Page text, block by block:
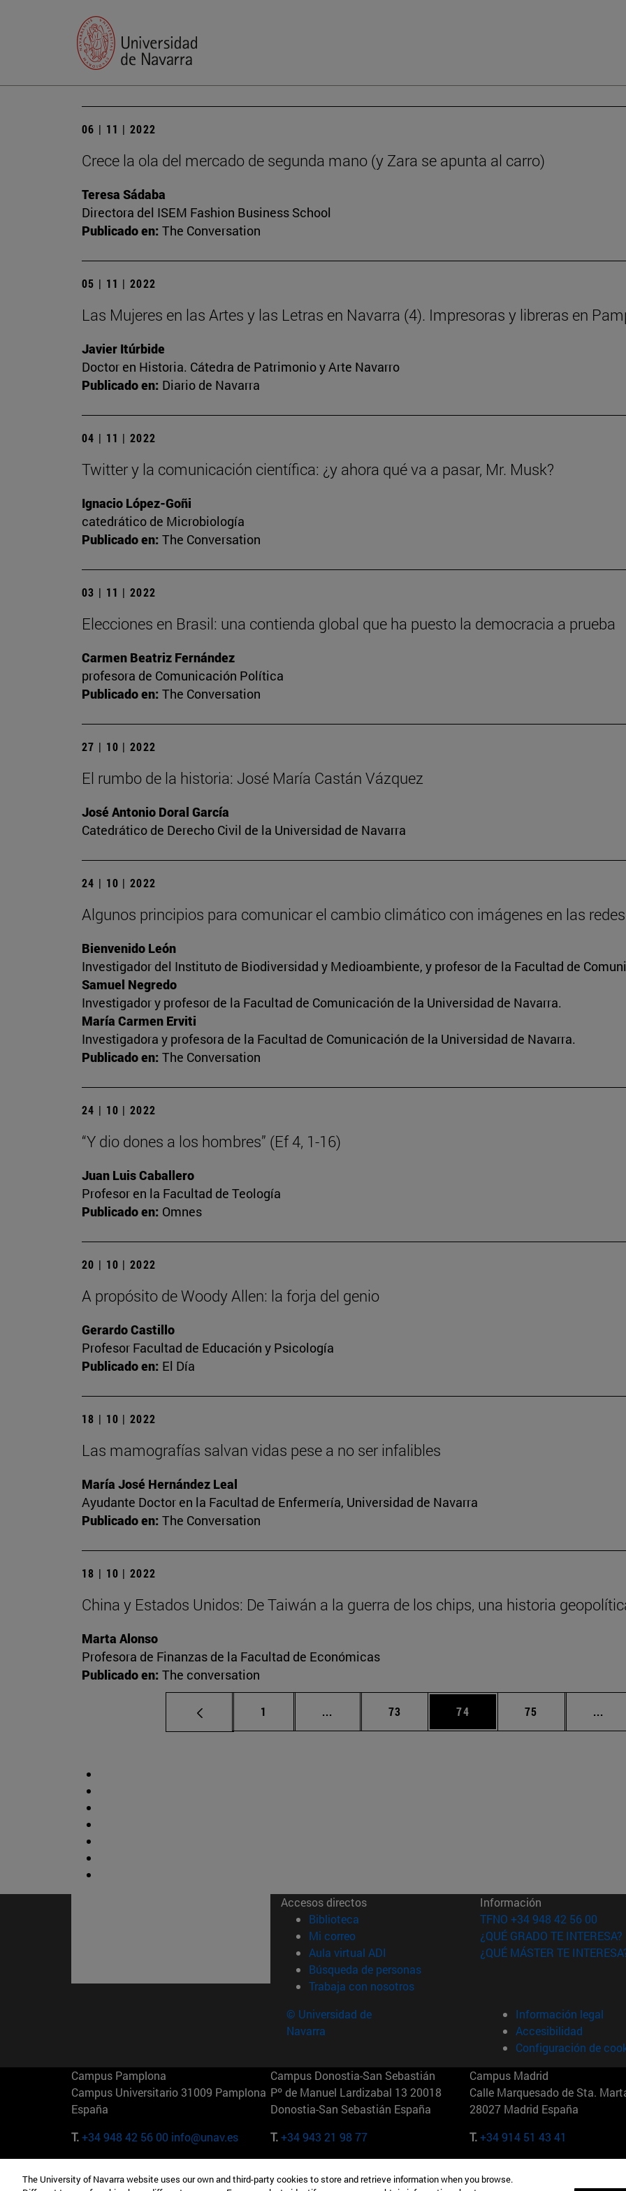
06 | 11 | 2022
Crece la ola del mercado de segunda mano (y Zara se apunta al carro)
Teresa Sádaba
Directora del ISEM Fashion Business School
Publicado en: The Conversation
05 | 11 | 2022
Las Mujeres en las Artes y las Letras en Navarra (4). Impresoras y libreras en
Javier Itúrbide
Doctor en Historia. Cátedra de Patrimonio y Arte Navarro
Publicado en: Diario de Navarra
04 | 11 | 2022
Twitter y la comunicación científica: ¿y ahora qué va a pasar, Mr. Musk?
Ignacio López-Goñi
catedrático de Microbiología
Publicado en: The Conversation
03 | 11 | 2022
Elecciones en Brasil: una contienda global que ha puesto la democracia a prueba
Carmen Beatriz Fernández
profesora de Comunicación Política
Publicado en: The Conversation
27 | 10 | 2022
El rumbo de la historia: José María Castán Vázquez
José Antonio Doral García
Catedrático de Derecho Civil de la Universidad de Navarra
24 | 10 | 2022
Algunos principios para comunicar el cambio climático con imágenes en las
Bienvenido León
Investigador del Instituto de Biodiversidad y Medioambiente, y profesor de la Facultad de
Samuel Negredo
Investigador y profesor de la Facultad de Comunicación de la Universidad de Navarra.
María Carmen Erviti
Investigadora y profesora de la Facultad de Comunicación de la Universidad de Navarra.
Publicado en: The Conversation
24 | 10 | 2022
“Y dio dones a los hombres” (Ef 4, 1-16)
Juan Luis Caballero
Profesor en la Facultad de Teología
Publicado en: Omnes
20 | 10 | 2022
A propósito de Woody Allen: la forja del genio
Gerardo Castillo
Profesor Facultad de Educación y Psicología
Publicado en: El Día
18 | 10 | 2022
Las mamografías salvan vidas pese a no ser infalibles
María José Hernández Leal
Ayudante Doctor en la Facultad de Enfermería, Universidad de Navarra
Publicado en: The Conversation
18 | 10 | 2022
China y Estados Unidos: De Taiwán a la guerra de los chips, una historia
Marta Alonso
Profesora de Finanzas de la Facultad de Económicas
Publicado en: The conversation
Página
1 ... Páginas intermedias Use TAB para desplazarse.
Página
73 Página
74 Página
75 ...
Accesos directos
Biblioteca (abre en nueva ventana)
Mi correo(abre en nueva ventana)
Aula virtual ADI (abre en nueva ventana)
Búsqueda de personas(abre en nueva ventana)
Trabaja con nosotros(abre en nueva ventana)
Información
TFNO +34 948 42 56 00
¿QUÉ GRADO TE INTERESA?
¿QUÉ MÁSTER TE
© Universidad de
Navarra
Información legal
Accesibilidad
Configuración de
Campus Pamplona
Campus Universitario 31009 Pamplona
España
T.+34 948 42 56 00 info@unav.es
Campus Donostia-San Sebastián
Pº de Manuel Lardizabal 13 20018
Donostia-San Sebastián España
T.+34 943 21 98 77
Campus Madrid
Calle Marquesado de Sta.
28027 Madrid España
T.+34 914 51 43 41
Camino del Cerro Águila 3 28023
165 W 57th St 10019-2201 Nueva York Maria-Theresia-Straße 15 81675
The University of Navarra website uses our own and third-party cookies to store and retrieve information when you browse.